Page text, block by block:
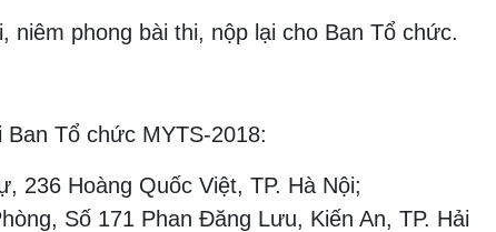
niêm phong bài thi, nộp lại cho Ban Tổ chức.
Tổ chức MYTS-2018:
236 Hoàng Quốc Việt, TP. Hà Nội;
Số 171 Phan Đăng Lưu, Kiến An, TP. Hải